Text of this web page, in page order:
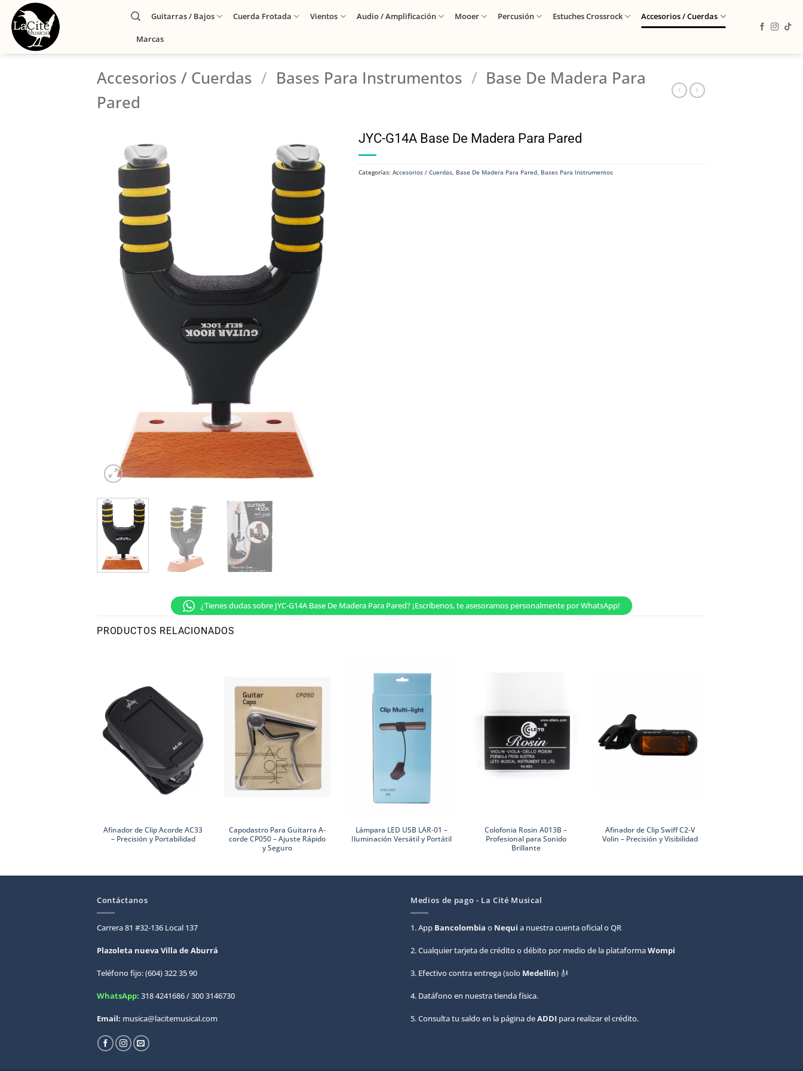
Guitarras / Bajos Cuerda Frotada Vientos Audio / Amplificación Mooer Percusión Estuches Crossrock Accesorios / Cuerdas
Marcas
Accesorios / Cuerdas / Bases Para Instrumentos / Base De Madera Para
Pared
JYC-G14A Base De Madera Para Pared
Categorías: Accesorios / Cuerdas, Base De Madera Para Pared, Bases Para Instrumentos
¿Tienes dudas sobre JYC-G14A Base De Madera Para Pared? ¡Escríbenos, te asesoramos personalmente por WhatsApp!
PRODUCTOS RELACIONADOS
Afinador de Clip Acorde AC33
– Precisión y Portabilidad
Capodastro Para Guitarra A-
corde CP050 – Ajuste Rápido
y Seguro
Lámpara LED USB LAR-01 –
Iluminación Versátil y Portátil
Colofonia Rosin A013B –
Profesional para Sonido
Brillante
Afinador de Clip Swiff C2-V
Volin – Precisión y Visibilidad
Contáctanos
Carrera 81 #32-136 Local 137
Plazoleta nueva Villa deAburrá
Teléfono fijo: (604) 322 35 90
WhatsApp: 318 4241686 / 300 3146730
Email: musica@lacitemusical.com
Medios de pago - La Cité Musical
1. App Bancolombia o Nequi a nuestra cuenta oficial o QR
2. Cualquier tarjeta de crédito o débito por medio de la plataformaWompi
3. Efectivo contra entrega (solo Medellín) 🎻
4. Datáfono en nuestra tienda física.
5. Consulta tu saldo en la página deADDI para realizar el crédito.